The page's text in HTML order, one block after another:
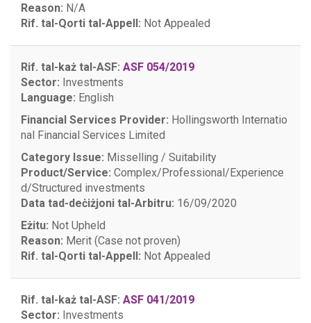
Reason: N/A
Rif. tal-Qorti tal-Appell: Not Appealed
Rif. tal-każ tal-ASF: ASF 054/2019
Sector: Investments
Language: English
Financial Services Provider: Hollingsworth Internatio
nal Financial Services Limited
Category Issue: Misselling / Suitability
Product/Service: Complex/Professional/Experience
d/Structured investments
Data tad-deċiżjoni tal-Arbitru: 16/09/2020
Eżitu: Not Upheld
Reason: Merit (Case not proven)
Rif. tal-Qorti tal-Appell: Not Appealed
Rif. tal-każ tal-ASF: ASF 041/2019
Sector: Investments